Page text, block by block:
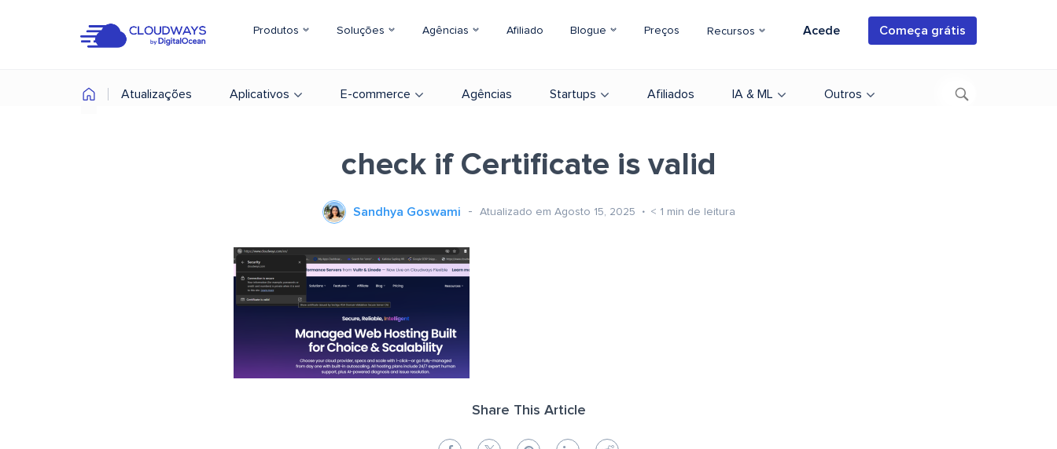
Produtos Soluções Agências Afiliado Blogue Preços Recursos Acede Começa grátis
Atualizações Aplicativos E-commerce Agências Startups Afiliados IA & ML Outros
check if Certificate is valid
Sandhya Goswami Atualizado em Agosto 15, 2025 < 1 min de leitura
Share This Article